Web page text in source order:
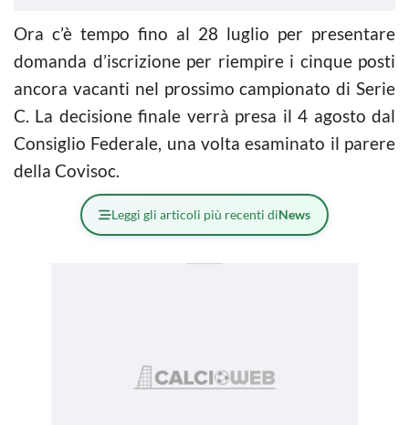
Ora c’è tempo fino al 28 luglio per presentare
domanda d’iscrizione per riempire i cinque posti
ancora vacanti nel prossimo campionato di Serie
C. La decisione finale verrà presa il 4 agosto dal
Consiglio Federale, una volta esaminato il parere
della Covisoc.
Leggi gli articoli più recenti diNews